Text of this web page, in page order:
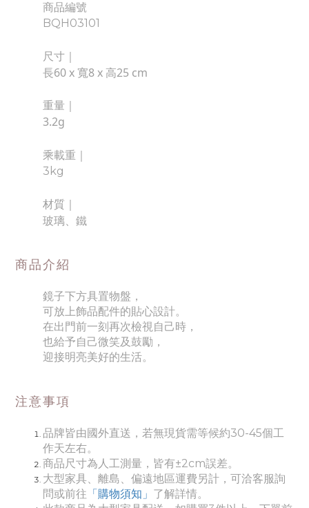
商品編號
BQH03101
尺寸｜
長60 x 寬8 x 高25 cm
重量｜
3.2g
乘載重 ｜
3kg
材質｜
玻璃、鐵
商品介紹
鏡子下方具置物盤，
可放上飾品配件的貼心設計。
在出門前一刻再次檢視自己時，
也給予自己微笑及鼓勵，
迎接明亮美好的生活。
注意事項
品牌皆由國外直送，若無現貨需等候約30-45個工
作天左右。
商品尺寸為人工測量，皆有±2cm誤差。
大型家具、離島、偏遠地區運費另計，可洽客服詢
問或前往 「購物須知」 了解詳情。